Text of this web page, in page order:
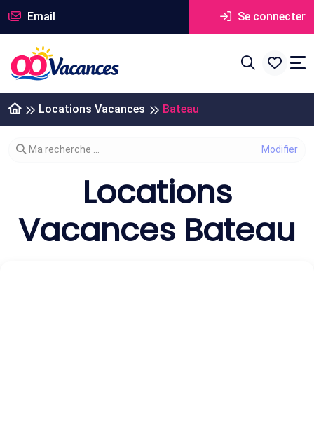
Email Se connecter
Locations Vacances Bateau
Modifier votre recherche
Ma recherche ...
Locations
Vacances Bateau